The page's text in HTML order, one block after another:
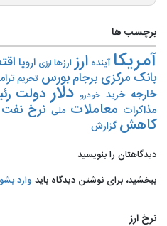
برچسب ها
آمریکا آینده ارز ارزها ارزی اروپا
بانک مرکزی برجام بورس تحریم‌
خارجه خرید خودرو دلار دولت
مذاکرات معاملات ملی نرخ نفت
کاهش گزارش
دیدگاهتان را بنویسید
ببخشید، برای نوشتن دیدگاه باید وارد
نرخ ارز